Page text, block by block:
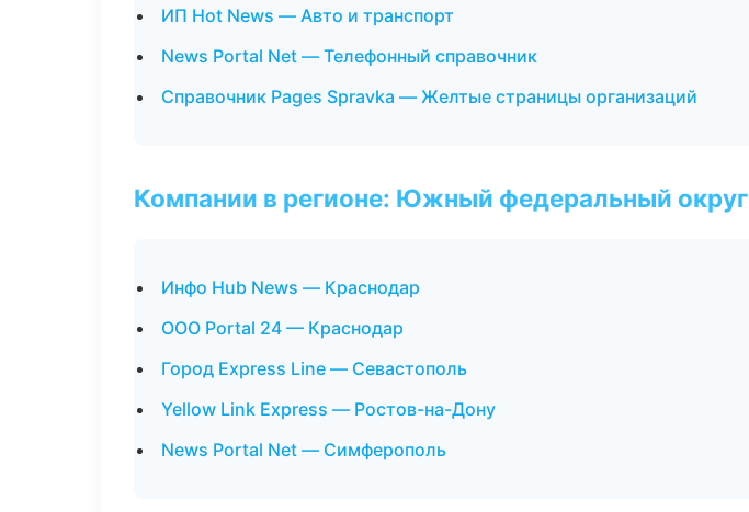
ИП Hot News — Авто и транспорт
News Portal Net — Телефонный справочник
Справочник Pages Spravka — Желтые страницы организаций
Компании в регионе: Южный федеральный округ
Инфо Hub News — Краснодар
ООО Portal 24 — Краснодар
Город Express Line — Севастополь
Yellow Link Express — Ростов-на-Дону
News Portal Net — Симферополь